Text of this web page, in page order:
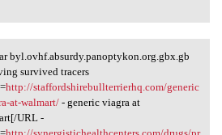
byl.ovhf.absurdy
byl.ovhf.absurdy.panoptykon.org.gbx.gb
survived tracers
http://staffordshirebullterrierhq.com/generic
at-walmart/- generic viagra at
URL -